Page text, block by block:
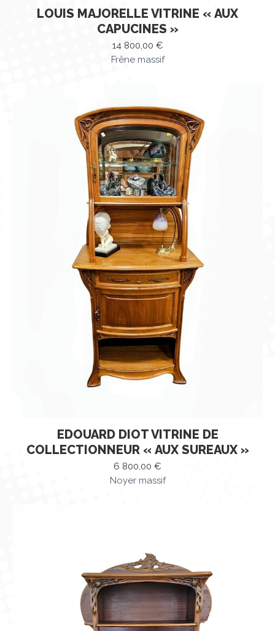
LOUIS MAJORELLE VITRINE « AUX
CAPUCINES »
14 800,00 €
Frêne massif
EDOUARD DIOT VITRINE DE
COLLECTIONNEUR « AUX SUREAUX »
6 800,00 €
Noyer massif